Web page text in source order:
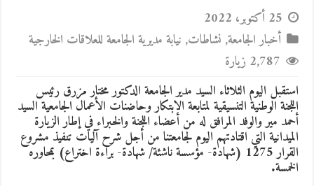
25 أكتوبر، 2022
أخبار الجامعة, نشاطات, نيابة مديرية الجامعة للعلاقات الخارجية
2,787 زيارة
استقبل اليوم الثلاثاء السيد مدير الجامعة الدكتور مختار مزرق رئيس
اللجنة الوطنية التنسيقية لمتابعة الابتكار وحاضنات الأعمال الجامعية السيد
أحمد مير والوفد المرافق له من أعضاء اللجنة والخبراء في إطار الزيارة
الميدانية التي اقتادتهم اليوم لجامعتنا من أجل شرح آليات تنفيذ مشروع
القرار 1275 (شهادة- مؤسسة ناشئة/ شهادة- براءة اختراع) بمحاوره
الخمسة.